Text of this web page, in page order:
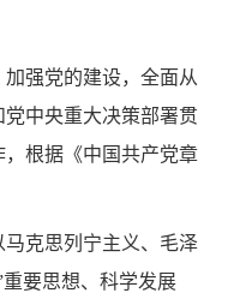
党的建设，全面从
中央重大决策部署贯
根据《中国共产党章
克思列宁主义、毛泽
重要思想、科学发展